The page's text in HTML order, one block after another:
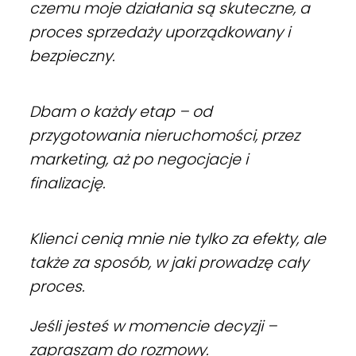
czemu moje działania są skuteczne, a
proces sprzedaży uporządkowany i
bezpieczny.
Dbam o każdy etap – od
przygotowania nieruchomości, przez
marketing, aż po negocjacje i
finalizację.
Klienci cenią mnie nie tylko za efekty, ale
także za sposób, w jaki prowadzę cały
proces.
Jeśli jesteś w momencie decyzji –
zapraszam do rozmowy.